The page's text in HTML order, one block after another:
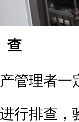
查
管理者一
行排查，